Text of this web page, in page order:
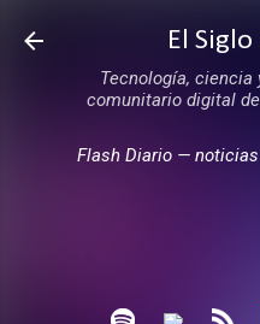
Ir al
El
Tecnología,
comunitario digital
Flash Diario —